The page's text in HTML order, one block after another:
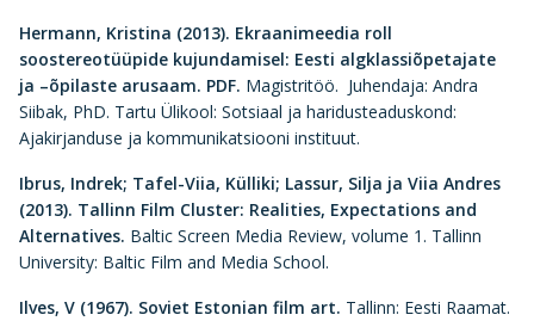
Hermann, Kristina (2013). Ekraanimeedia roll
soostereotüüpide kujundamisel: Eesti algklassiõpetajate
ja –õpilaste arusaam. PDF. Magistritöö. Juhendaja: Andra
Siibak, PhD. Tartu Ülikool: Sotsiaal ja haridusteaduskond:
Ajakirjanduse ja kommunikatsiooni instituut.
Ibrus, Indrek; Tafel-Viia, Külliki; Lassur, Silja ja Viia Andres
(2013). Tallinn Film Cluster: Realities, Expectations and
Alternatives. Baltic Screen Media Review, volume 1. Tallinn
University: Baltic Film and Media School.
Ilves, V (1967). Soviet Estonian film art. Tallinn: Eesti Raamat.